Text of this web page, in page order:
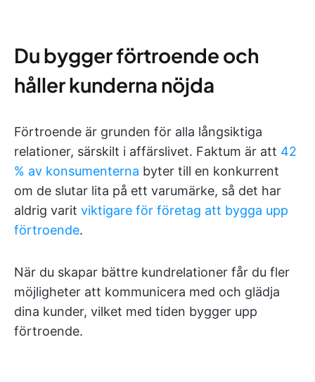
Du bygger förtroende och
håller kunderna nöjda
Förtroende är grunden för alla långsiktiga
relationer, särskilt i affärslivet. Faktum är att 42
% av konsumenterna byter till en konkurrent
om de slutar lita på ett varumärke, så det har
aldrig varit viktigare för företag att bygga upp
förtroende.
När du skapar bättre kundrelationer får du fler
möjligheter att kommunicera med och glädja
dina kunder, vilket med tiden bygger upp
förtroende.